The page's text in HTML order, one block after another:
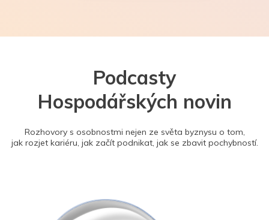
Podcasty
Hospodářských novin
Rozhovory s osobnostmi nejen ze světa byznysu o tom,
jak rozjet kariéru, jak začít podnikat, jak se zbavit pochybností.